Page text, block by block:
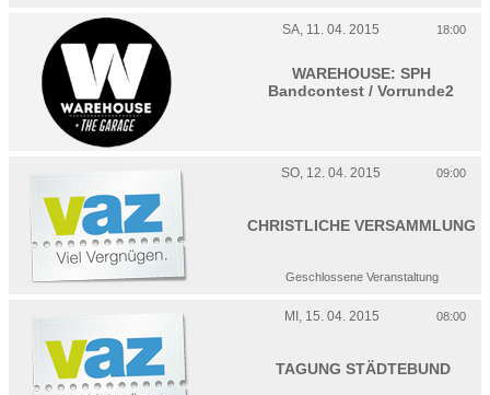
SA, 11. 04. 2015 18:00
WAREHOUSE: SPH
Bandcontest / Vorrunde2
SO, 12. 04. 2015 09:00
CHRISTLICHE VERSAMMLUNG
Geschlossene Veranstaltung
MI, 15. 04. 2015 08:00
TAGUNG STÄDTEBUND